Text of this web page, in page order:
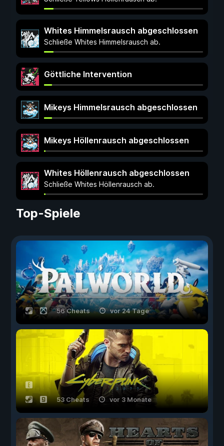
Whites Himmelsrausch abgeschlossen
Schließe Whites Himmelsrausch ab.
Göttliche Intervention
Mikeys Himmelsrausch abgeschlossen
Mikeys Höllenrausch abgeschlossen
Whites Höllenrausch abgeschlossen
Schließe Whites Höllenrausch ab.
Top-Spiele
56 Cheats vor 24 Tage
53 Cheats vor 3 Monate